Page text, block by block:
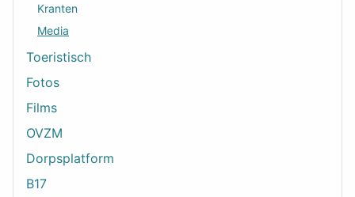
Kranten
Media
Toeristisch
Fotos
Films
OVZM
Dorpsplatform
B17